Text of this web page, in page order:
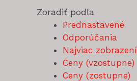
Zoradiť podľa
Prednastavené
Odporúčania
Najviac zobrazení
Ceny (vzostupne)
Ceny (zostupne)